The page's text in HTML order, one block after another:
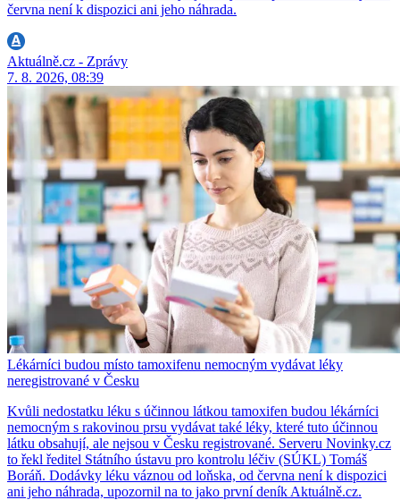
června není k dispozici ani jeho náhrada.
Aktuálně.cz - Zprávy
7. 8. 2026, 08:39
Lékárníci budou místo tamoxifenu nemocným vydávat léky
neregistrované v Česku
Kvůli nedostatku léku s účinnou látkou tamoxifen budou lékárníci
nemocným s rakovinou prsu vydávat také léky, které tuto účinnou
látku obsahují, ale nejsou v Česku registrované. Serveru Novinky.cz
to řekl ředitel Státního ústavu pro kontrolu léčiv (SÚKL) Tomáš
Boráň. Dodávky léku váznou od loňska, od června není k dispozici
ani jeho náhrada, upozornil na to jako první deník Aktuálně.cz.